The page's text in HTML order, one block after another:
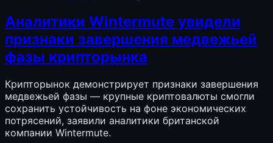
Аналитики Wintermute увидели
признаки завершения медвежьей
фазы крипторынка
Крипторынок демонстрирует признаки завершения
медвежьей фазы — крупные криптовалюты смогли
сохранить устойчивость на фоне экономических
потрясений, заявили аналитики британской
компании Wintermute.